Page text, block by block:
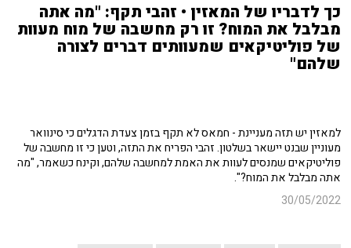
כך לדבריו של המאזין • זהבי תקף: "מה אתה
מבלבל את המוח? זו רק מחשבה של מוח מעוות
של פוליטיקאים שמעוותים דברים לצורה
שלהם"
למאזין יש תזה מעניינת - חמאס לא תקף בזמן צעדת הדגלים כי סינוואר
מעוניין שבנט יישאר בשלטון. זהבי הפריח את התזה, וטען כי זו מחשבה של
פוליטיקאים שמנסים לעוות את האמת למחשבה שלהם, וקינח כשאמר, "מה
אתה מבלבל את המוח?".
30/05/2022